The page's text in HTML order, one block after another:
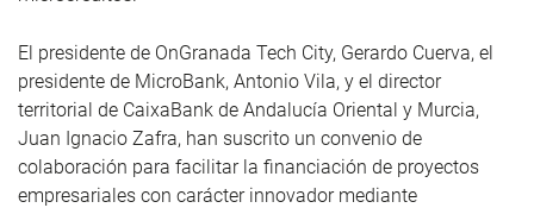
El presidente de OnGranada Tech City, Gerardo Cuerva, el
presidente de MicroBank, Antonio Vila, y el director
territorial de CaixaBank de Andalucía Oriental y Murcia,
Juan Ignacio Zafra, han suscrito un convenio de
colaboración para facilitar la financiación de proyectos
empresariales con carácter innovador mediante